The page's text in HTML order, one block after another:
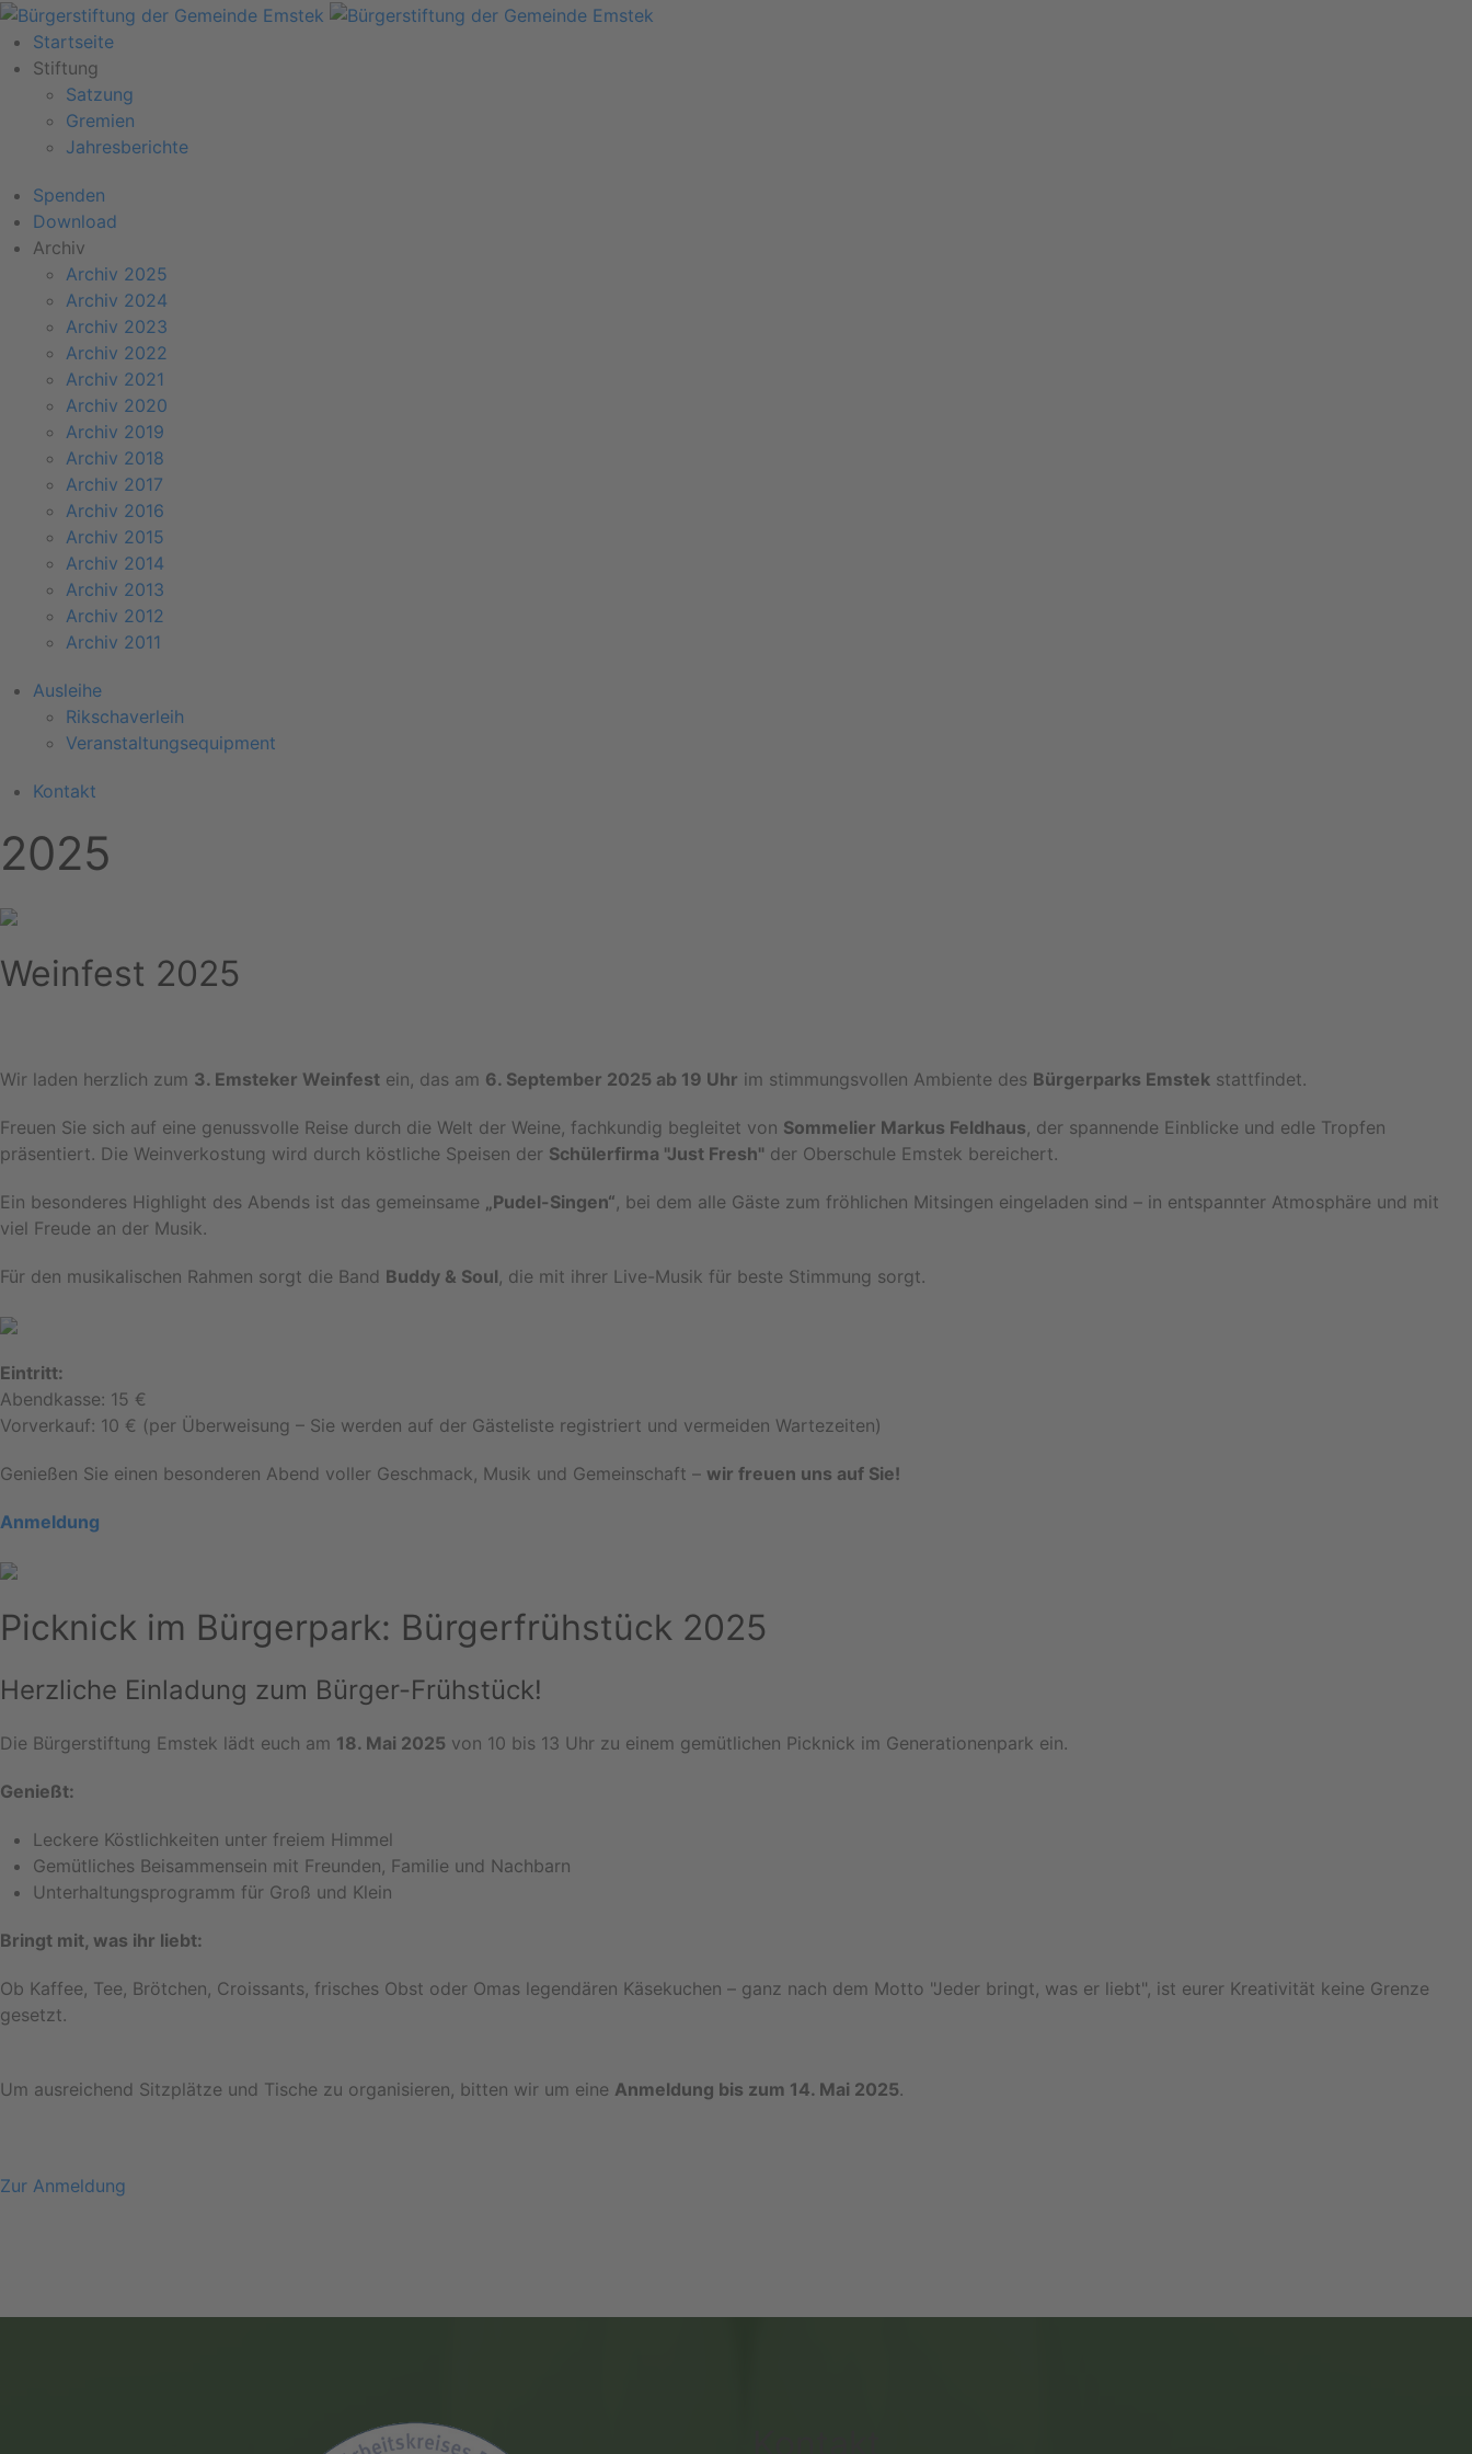
Startseite
Stiftung
Satzung
Gremien
Jahresberichte
Spenden
Download
Archiv
Archiv 2025
Archiv 2024
Archiv 2023
Archiv 2022
Archiv 2021
Archiv 2020
Archiv 2019
Archiv 2018
Archiv 2017
Archiv 2016
Archiv 2015
Archiv 2014
Archiv 2013
Archiv 2012
Archiv 2011
Ausleihe
Rikschaverleih
Veranstaltungsequipment
Kontakt
2025
Weinfest 2025
Wir laden herzlich zum 3. Emsteker Weinfest ein, das am 6. September 2025 ab 19 Uhr im stimmungsvollen Ambiente des Bürgerparks Emstek stattfindet.
Freuen Sie sich auf eine genussvolle Reise durch die Welt der Weine, fachkundig begleitet von Sommelier Markus Feldhaus, der spannende Einblicke und edle Tropfen
präsentiert. Die Weinverkostung wird durch köstliche Speisen der Schülerfirma "Just Fresh" der Oberschule Emstek bereichert.
Ein besonderes Highlight des Abends ist das gemeinsame „Pudel-Singen“, bei dem alle Gäste zum fröhlichen Mitsingen eingeladen sind – in entspannter Atmosphäre und mit
viel Freude an der Musik.
Für den musikalischen Rahmen sorgt die Band Buddy & Soul, die mit ihrer Live-Musik für beste Stimmung sorgt.
Eintritt:
Abendkasse: 15 €
Vorverkauf: 10 € (per Überweisung – Sie werden auf der Gästeliste registriert und vermeiden Wartezeiten)
Genießen Sie einen besonderen Abend voller Geschmack, Musik und Gemeinschaft – wir freuen uns auf Sie!
Anmeldung
Picknick im Bürgerpark: Bürgerfrühstück 2025
Herzliche Einladung zum Bürger-Frühstück!
Die Bürgerstiftung Emstek lädt euch am 18. Mai 2025 von 10 bis 13 Uhr zu einem gemütlichen Picknick im Generationenpark ein.
Genießt:
Leckere Köstlichkeiten unter freiem Himmel
Gemütliches Beisammensein mit Freunden, Familie und Nachbarn
Unterhaltungsprogramm für Groß und Klein
Bringt mit, was ihr liebt:
Ob Kaffee, Tee, Brötchen, Croissants, frisches Obst oder Omas legendären Käsekuchen – ganz nach dem Motto "Jeder bringt, was er liebt", ist eurer Kreativität keine Grenze
gesetzt.
Um ausreichend Sitzplätze und Tische zu organisieren, bitten wir um eine Anmeldung bis zum 14. Mai 2025.
Zur Anmeldung